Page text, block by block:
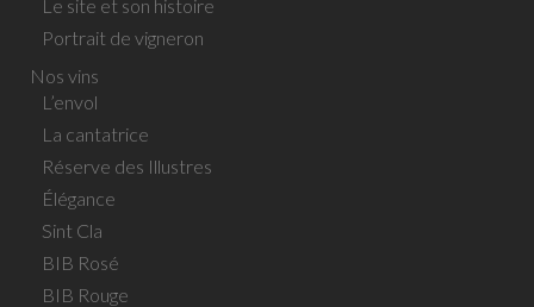
Le site et son histoire
Portrait de vigneron
Nos vins
L’envol
La cantatrice
Réserve des Illustres
Élégance
Sint Cla
BIB Rosé
BIB Rouge